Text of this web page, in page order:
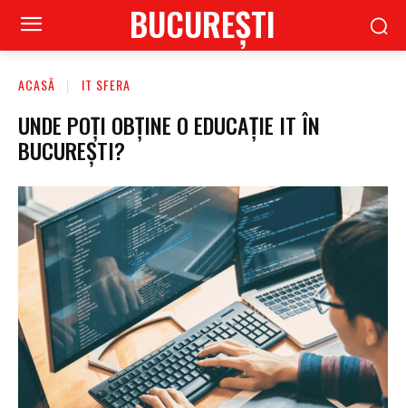
BUCUREŞTI
ACASĂ IT SFERA
UNDE POȚI OBȚINE O EDUCAȚIE IT ÎN
BUCUREȘTI?